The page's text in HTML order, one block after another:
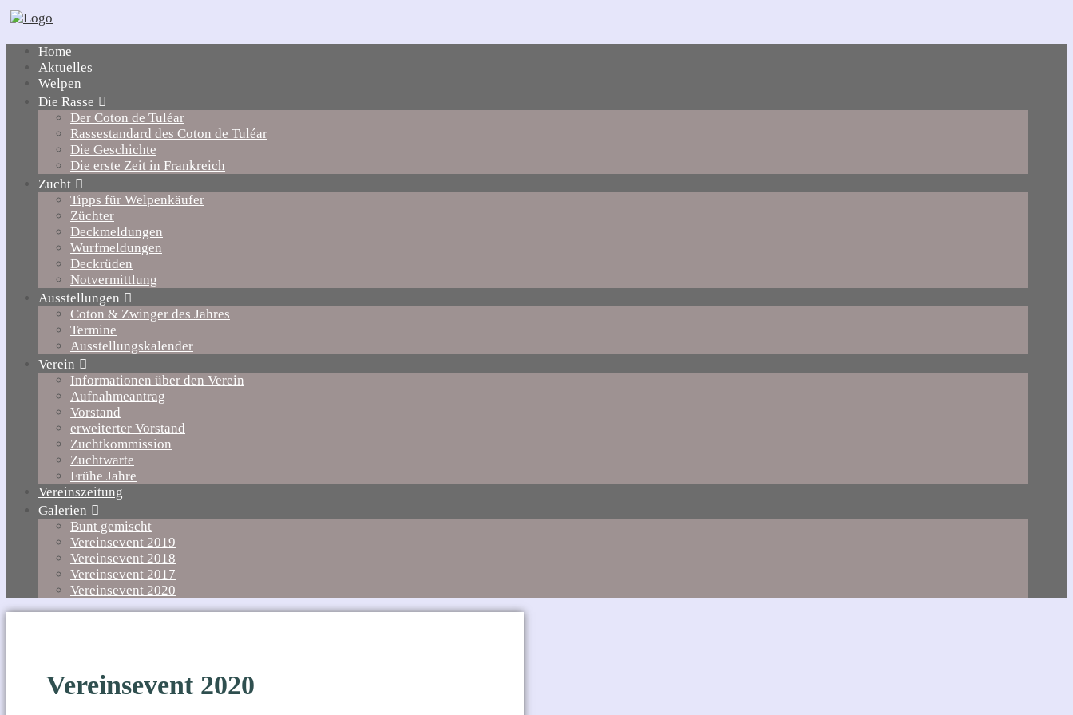
Home
Aktuelles
Welpen
Die Rasse
Der Coton de Tuléar
Rassestandard des Coton de Tuléar
Die Geschichte
Die erste Zeit in Frankreich
Zucht
Tipps für Welpenkäufer
Züchter
Deckmeldungen
Wurfmeldungen
Deckrüden
Notvermittlung
Ausstellungen
Coton & Zwinger des Jahres
Termine
Ausstellungskalender
Verein
Informationen über den Verein
Aufnahmeantrag
Vorstand
erweiterter Vorstand
Zuchtkommission
Zuchtwarte
Frühe Jahre
Vereinszeitung
Galerien
Bunt gemischt
Vereinsevent 2019
Vereinsevent 2018
Vereinsevent 2017
Vereinsevent 2020
Vereinsevent 2020